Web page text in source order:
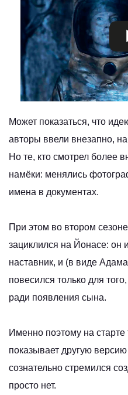
Может показаться, что
авторы ввели внезапно,
Но те, кто смотрел более
намёки: менялись
имена в документах.
При этом во втором
зациклился на Йонасе: он
наставник, и (в виде
повесился только для
ради появления сына.
Именно поэтому на старте
показывает другую
сознательно стремился
просто нет.